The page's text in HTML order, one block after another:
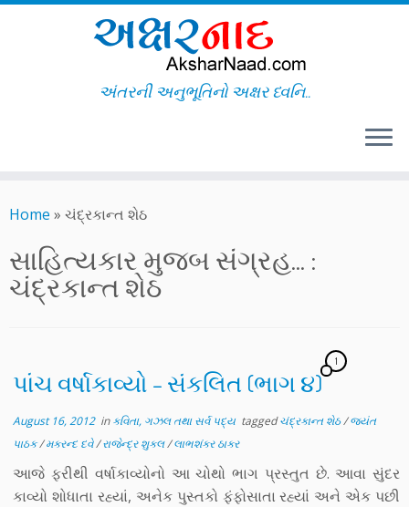
to
અંતરની અનુભૂતિનો અક્ષર ધ્વનિ..
Home » ચંદ્રકાન્ત શેઠ
સાહિત્યકાર મુજબ સંગ્રહ... :
ચંદ્રકાન્ત શેઠ
પાંચ વર્ષાકાવ્યો – સંકલિત (ભાગ ૪)
1
August 16, 2012inકવિતા, ગઝલ તથા સર્વ પદ્ય taggedચંદ્રકાન્ત શેઠ/જયંત
પાઠક/મકરન્દ દવે/રાજેન્દ્ર શુક્લ/લાભશંકર ઠાકર
આજે ફરીથી વર્ષાકાવ્યોનો આ ચોથો ભાગ પ્રસ્તુત છે. આવા સુંદર
કાવ્યો શોધાતા રહ્યાં, અનેક પુસ્તકો ફંફોસાતા રહ્યાં અને એક પછી